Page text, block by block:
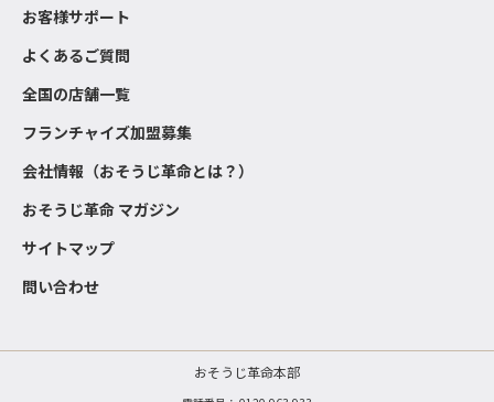
お客様サポート
よくあるご質問
全国の店舗一覧
フランチャイズ加盟募集
会社情報（おそうじ革命とは？）
おそうじ革命 マガジン
サイトマップ
問い合わせ
おそうじ革命本部